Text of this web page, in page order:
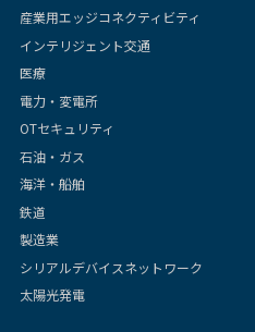
産業用エッジコネクティビティ
インテリジェント交通
医療
電力・変電所
OTセキュリティ
石油・ガス
海洋・船舶
鉄道
製造業
シリアルデバイスネットワーク
太陽光発電